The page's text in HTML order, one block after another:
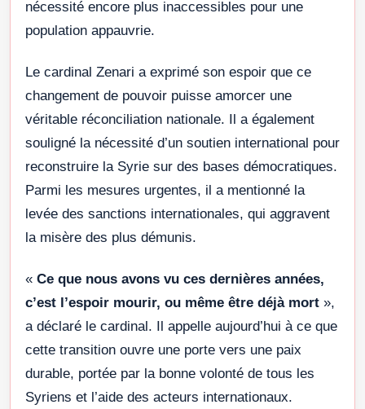
nécessité encore plus inaccessibles pour une
population appauvrie.
Le cardinal Zenari a exprimé son espoir que ce
changement de pouvoir puisse amorcer une
véritable réconciliation nationale. Il a également
souligné la nécessité d’un soutien international pour
reconstruire la Syrie sur des bases démocratiques.
Parmi les mesures urgentes, il a mentionné la
levée des sanctions internationales, qui aggravent
la misère des plus démunis.
« Ce que nous avons vu ces dernières années,
c’est l’espoir mourir, ou même être déjà mort »,
a déclaré le cardinal. Il appelle aujourd’hui à ce que
cette transition ouvre une porte vers une paix
durable, portée par la bonne volonté de tous les
Syriens et l’aide des acteurs internationaux.